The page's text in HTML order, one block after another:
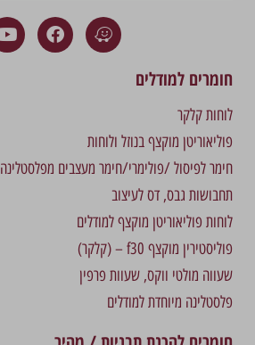
חומרים למודלים
לוחות קלקר
פוליאוריטן מוקצף בנוזל ולוחות
חימר לפיסול /פולימרי/חימר מעצבים מפלסטלינה
תחבושות גבס, דס לעיצוב
לוחות פוליאוריטן מוקצף למודלים
פוליסטירין מוקצף f30 – (קלקר)
שעווה מולטי ווקס, שעוות פרפין
פלסטלינה מיוחדת למודלים